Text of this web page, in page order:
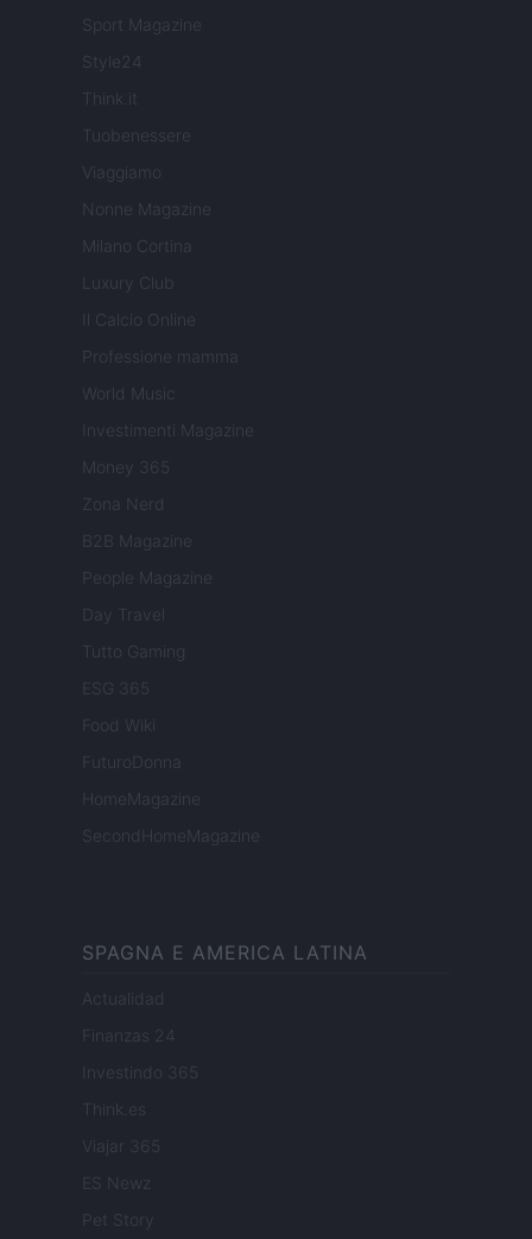
Sport Magazine
Style24
Think.it
Tuobenessere
Viaggiamo
Nonne Magazine
Milano Cortina
Luxury Club
Il Calcio Online
Professione mamma
World Music
Investimenti Magazine
Money 365
Zona Nerd
B2B Magazine
People Magazine
Day Travel
Tutto Gaming
ESG 365
Food Wiki
FuturoDonna
HomeMagazine
SecondHomeMagazine
SPAGNA E AMERICA LATINA
Actualidad
Finanzas 24
Investindo 365
Think.es
Viajar 365
ES Newz
Pet Story